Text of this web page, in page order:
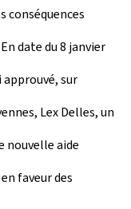
conséquences
date du 8 janvier
approuvé, sur
Lex Delles, un
nouvelle aide
faveur des